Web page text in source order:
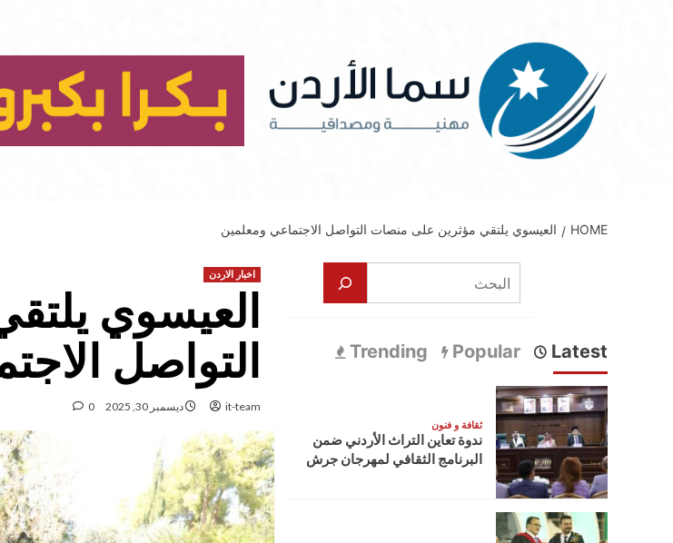
HOME العيسوي يلتقي مؤثرين على منصات التواصل الاجتماعي ومعلمين
اخبار الاردن
العيسوي
التواصل
it-team ديسمبر 30, 2025 0
البحث
Latest
Popular
Trending
ثقافة و فنون
ندوة تعاين التراث الأردني ضمن
البرنامج الثقافي لمهرجان جرش